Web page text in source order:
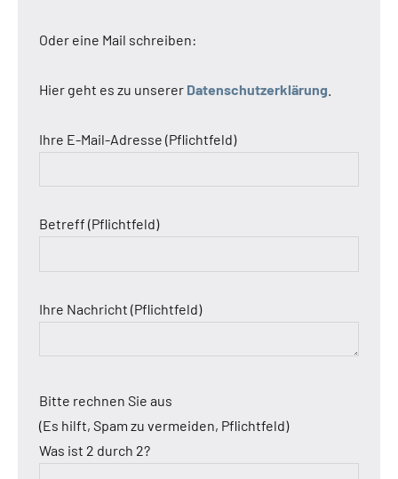
Oder eine Mail schreiben:
Hier geht es zu unserer Datenschutzerklärung
Ihre E-Mail-Adresse (Pflichtfeld)
Betreff (Pflichtfeld)
Ihre Nachricht (Pflichtfeld)
Bitte rechnen Sie aus
(Es hilft, Spam zu vermeiden, Pflichtfeld)
Was ist 2 durch 2?